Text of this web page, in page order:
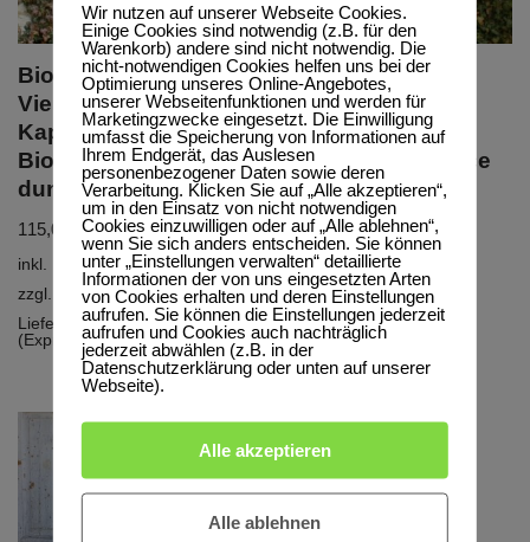
Bio Poncho in
Viereckform mit
Kapuze,
BioBaumwollFleece
dunkelblau
115,00 €–125,00€
inkl. MwSt.
zzgl.
Versandkosten
Lieferzeit:5-10 Werktage
(Express möglich)
Bio Poncho in
Viereckform mit
Kragen,
BioBaumwollFleece
rot
99,00€–109,00€
inkl. MwSt.
zzgl.Versandkosten
Lieferzeit:5-10 Werktage
(Express möglich)
Wir nutzen auf unserer Webseite Cookies.
Einige Cookies sind notwendig (z.B. für den
Warenkorb) andere sind nicht notwendig. Die
nicht-notwendigen Cookies helfen uns bei der
Optimierung unseres Online-Angebotes,
unserer Webseitenfunktionen und werden für
Marketingzwecke eingesetzt. Die Einwilligung
umfasst die Speicherung von Informationen auf
Ihrem Endgerät, das Auslesen
personenbezogener Daten sowie deren
Verarbeitung. Klicken Sie auf „Alle akzeptieren“,
um in den Einsatz von nicht notwendigen
Cookies einzuwilligen oder auf „Alle ablehnen“,
wenn Sie sich anders entscheiden. Sie können
unter „Einstellungen verwalten“ detaillierte
Informationen der von uns eingesetzten Arten
von Cookies erhalten und deren Einstellungen
aufrufen. Sie können die Einstellungen jederzeit
aufrufen und Cookies auch nachträglich
jederzeit abwählen (z.B. in der
Datenschutzerklärung oder unten auf unserer
Webseite).
Alle akzeptieren
Alle ablehnen